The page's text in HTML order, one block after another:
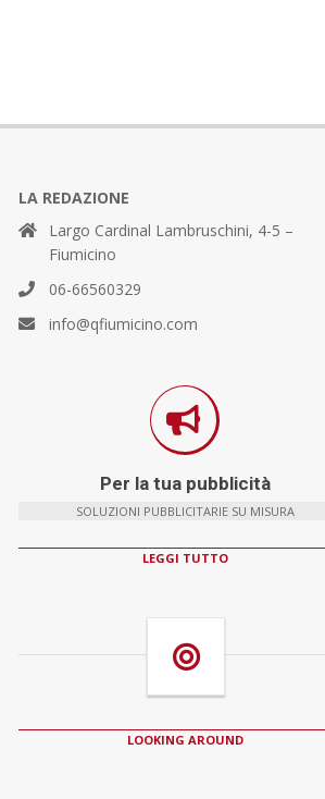
LA REDAZIONE
Largo Cardinal Lambruschini, 4-5 –
Fiumicino
06-66560329
info@qfiumicino.com
Per la tua pubblicità
SOLUZIONI PUBBLICITARIE SU MISURA
LEGGI TUTTO
LOOKING AROUND